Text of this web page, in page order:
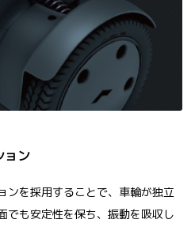
ョン
ンを採用することで、車輪が独立
でも安定性を保ち、振動を吸収し